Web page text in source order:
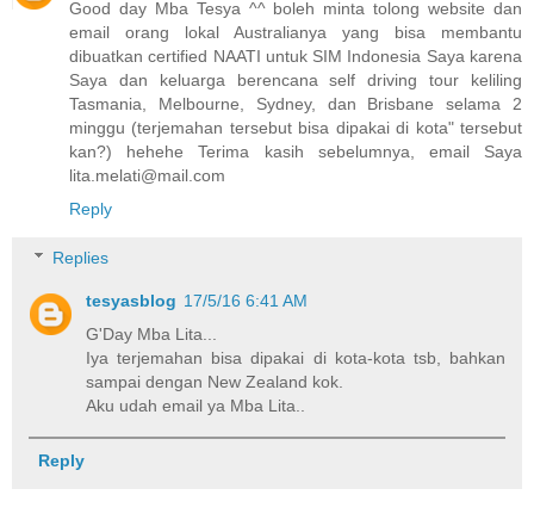
Good day Mba Tesya ^^ boleh minta tolong website dan
email orang lokal Australianya yang bisa membantu
dibuatkan certified NAATI untuk SIM Indonesia Saya karena
Saya dan keluarga berencana self driving tour keliling
Tasmania, Melbourne, Sydney, dan Brisbane selama 2
minggu (terjemahan tersebut bisa dipakai di kota" tersebut
kan?) hehehe Terima kasih sebelumnya, email Saya
lita.melati@mail.com
Reply
Replies
tesyasblog 17/5/16 6:41 AM
G'Day Mba Lita...
Iya terjemahan bisa dipakai di kota-kota tsb, bahkan
sampai dengan New Zealand kok.
Aku udah email ya Mba Lita..
Reply